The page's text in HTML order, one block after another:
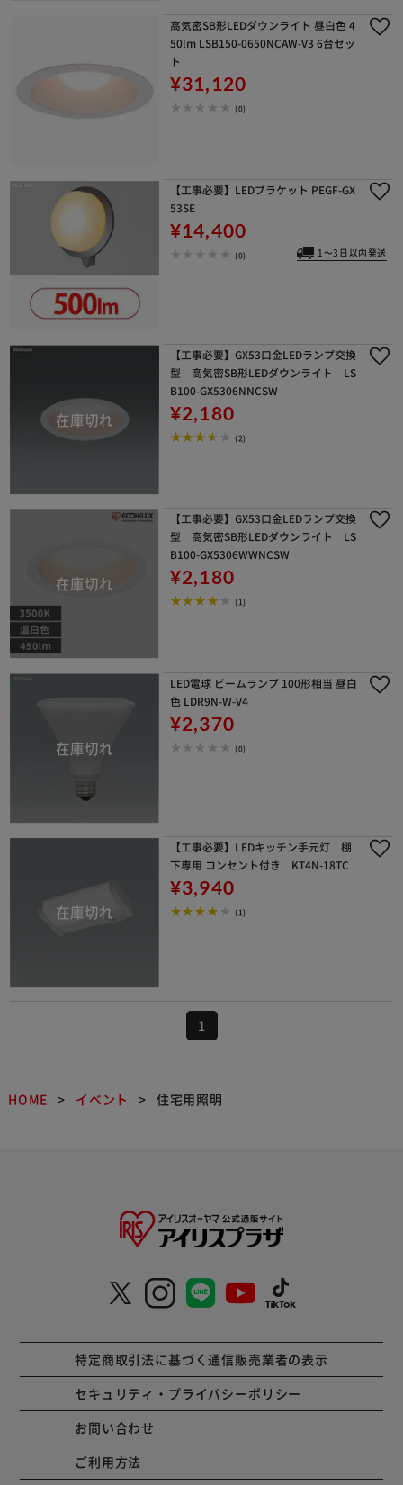
高気密SB形LEDダウンライト 昼白色 4
50lm LSB150-0650NCAW-V3 6台セッ
ト
¥31,120
(0)
【工事必要】LEDブラケット PEGF-GX
53SE
¥14,400
(0) 1～3日以内発送
【工事必要】GX53口金LEDランプ交換
型 高気密SB形LEDダウンライト LS
B100-GX5306NNCSW
¥2,180
(2)
【工事必要】GX53口金LEDランプ交換
型 高気密SB形LEDダウンライト LS
B100-GX5306WWNCSW
¥2,180
(1)
LED電球 ビームランプ 100形相当 昼白
色 LDR9N-W-V4
¥2,370
(0)
【工事必要】LEDキッチン手元灯 棚
下専用 コンセント付き KT4N-18TC
¥3,940
(1)
1
HOME イベント 住宅用照明
特定商取引法に基づく通信販売業者の表示
セキュリティ・プライバシーポリシー
お問い合わせ
ご利用方法